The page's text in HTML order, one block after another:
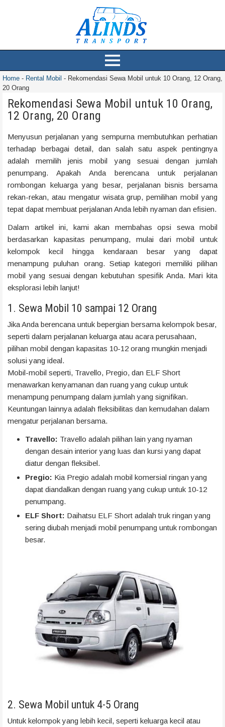
Home - Rental Mobil - Rekomendasi Sewa Mobil untuk 10 Orang, 12 Orang,
20 Orang
Rekomendasi Sewa Mobil untuk 10 Orang,
12 Orang, 20 Orang
Menyusun perjalanan yang sempurna membutuhkan perhatian
terhadap berbagai detail, dan salah satu aspek pentingnya
adalah memilih jenis mobil yang sesuai dengan jumlah
penumpang. Apakah Anda berencana untuk perjalanan
rombongan keluarga yang besar, perjalanan bisnis bersama
rekan-rekan, atau mengatur wisata grup, pemilihan mobil yang
tepat dapat membuat perjalanan Anda lebih nyaman dan efisien.
Dalam artikel ini, kami akan membahas opsi sewa mobil
berdasarkan kapasitas penumpang, mulai dari mobil untuk
kelompok kecil hingga kendaraan besar yang dapat
menampung puluhan orang. Setiap kategori memiliki pilihan
mobil yang sesuai dengan kebutuhan spesifik Anda. Mari kita
eksplorasi lebih lanjut!
1. Sewa Mobil 10 sampai 12 Orang
Jika Anda berencana untuk bepergian bersama kelompok besar,
seperti dalam perjalanan keluarga atau acara perusahaan,
pilihan mobil dengan kapasitas 10-12 orang mungkin menjadi
solusi yang ideal.
Mobil-mobil seperti, Travello, Pregio, dan ELF Short
menawarkan kenyamanan dan ruang yang cukup untuk
menampung penumpang dalam jumlah yang signifikan.
Keuntungan lainnya adalah fleksibilitas dan kemudahan dalam
mengatur perjalanan bersama.
Travello: Travello adalah pilihan lain yang nyaman
dengan desain interior yang luas dan kursi yang dapat
diatur dengan fleksibel.
Pregio: Kia Pregio adalah mobil komersial ringan yang
dapat diandalkan dengan ruang yang cukup untuk 10-12
penumpang.
ELF Short: Daihatsu ELF Short adalah truk ringan yang
sering diubah menjadi mobil penumpang untuk rombongan
besar.
2. Sewa Mobil untuk 4-5 Orang
Untuk kelompok yang lebih kecil, seperti keluarga kecil atau